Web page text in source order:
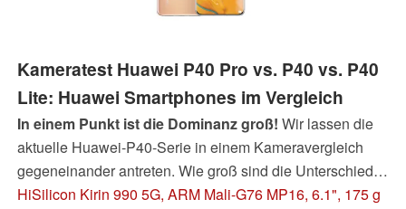
Kameratest Huawei P40 Pro vs. P40 vs. P40
Lite: Huawei Smartphones im Vergleich
In einem Punkt ist die Dominanz groß! Wir lassen die
aktuelle Huawei-P40-Serie in einem Kameravergleich
gegeneinander antreten. Wie groß sind die Unterschiede
zwischen den beiden Platzhirschen Huawei P40 und P40
HiSilicon Kirin 990 5G, ARM Mali-G76 MP16, 6.1", 175 g